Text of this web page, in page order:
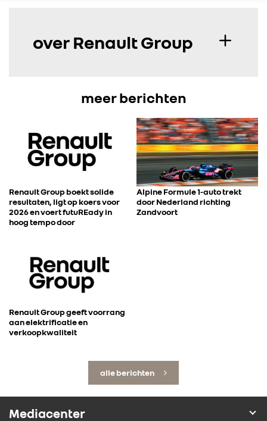
over Renault Group
meer berichten
Renault Group boekt solide
resultaten, ligt op koers voor
2026 en voert futuREady in
hoog tempo door
Alpine Formule 1-auto trekt
door Nederland richting
Zandvoort
Renault Group geeft voorrang
aan elektrificatie en
verkoopkwaliteit
alle berichten
Mediacenter